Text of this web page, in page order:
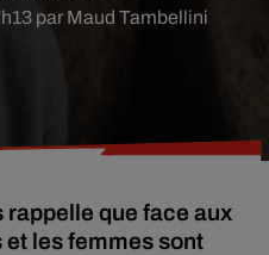
par Maud Tambellini
rappelle que face aux
les femmes sont